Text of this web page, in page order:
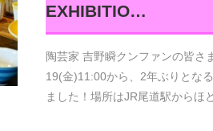
EXHIBITIO…
陶芸家 吉野瞬クンファンの皆さ
19(金)11:00から、2年ぶりとな
ました！場所はJR尾道駅からほ